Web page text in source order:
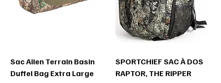
Sac Allen Terrain Basin
Duffel Bag Extra Large
SPORTCHIEF SAC À DOS
RAPTOR, THE RIPPER